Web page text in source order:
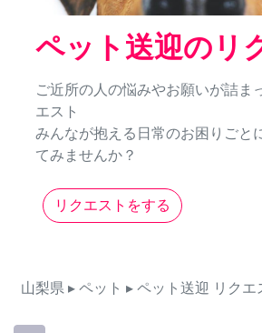
ペット送迎のリ
ご近所の人の悩みやお願いが詰ま
エスト
みんなが抱える日常のお困りごと
てみませんか？
リクエストをする
山梨県 ▸ ペット ▸ ペット送迎 リクエ